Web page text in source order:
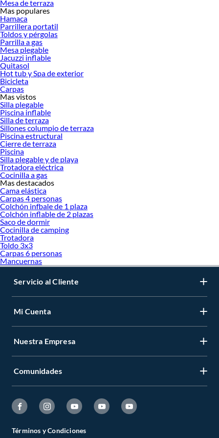
Encuentra una amplia variedad de productos de Quitasoles y bases en Sodimac.
Encuentra todo lo necesario para tus proyectos de renovación y decoración.
¡Visítanos y haz tus ideas realidad!
Mesa de terraza
Mas populares
Hamaca
Parrillera portatil
Toldos y pérgolas
Parrilla a gas
Mesa plegable
Jacuzzi inflable
Quitasol
Hot tub y Spa de exterior
Bicicleta
Carpas
Mas vistos
Silla plegable
Piscina inflable
Silla de terraza
Sillones columpio de terraza
Piscina estructural
Cierre de terraza
Piscina
Silla plegable y de playa
Trotadora eléctrica
Cocinilla a gas
Mas destacados
Cama elástica
Carpas 4 personas
Colchón infbale de 1 plaza
Colchón inflable de 2 plazas
Saco de dormir
Cocinilla de camping
Trotadora
Toldo 3x3
Carpas 6 personas
Mancuernas
Servicio al Cliente
Mi Cuenta
Nuestra Empresa
Comunidades
Términos y Condiciones